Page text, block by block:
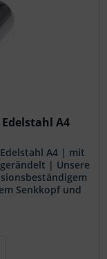
A4
A4 | mit
| Unsere
Senkkopf und
zur perfekten